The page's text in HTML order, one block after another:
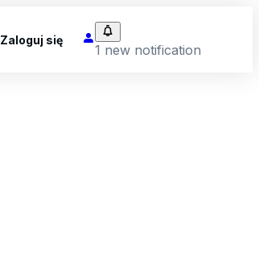
Zaloguj się
1 new notification